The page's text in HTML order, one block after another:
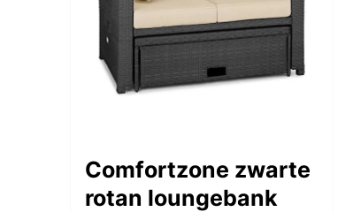
Comfortzone zwarte
rotan loungebank